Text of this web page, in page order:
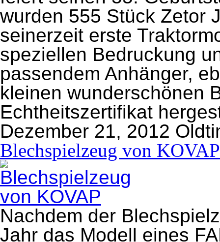
wurden 555 Stück Zetor
seinerzeit erste
speziellen Bedruckung
passendem Anhänger,
kleinen wunderschönen
Echtheitszertifikat
Dezember 21, 2012
Blechspielzeug von KOVAP
Nachdem der
Jahr das Modell eines